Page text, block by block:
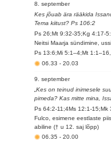
8. september
Kes jõuab ära rääkida
Tema kiitust? Ps 106:2
Ps 26;Mt 9:32-35;Kg 4:17-
Neitsi Maarja sündimine,
Ps 13:6;Mi 5:1–4;Mt
06.33-20.03
9. september
„Kes on teinud inimesele
pimeda? Kas mitte mina,
Ps 64:2-11;4Ms 12:1-15;Mk
Fulco, esimene eestlaste
abiline († u 12. saj lõpp)
06.35-20.00